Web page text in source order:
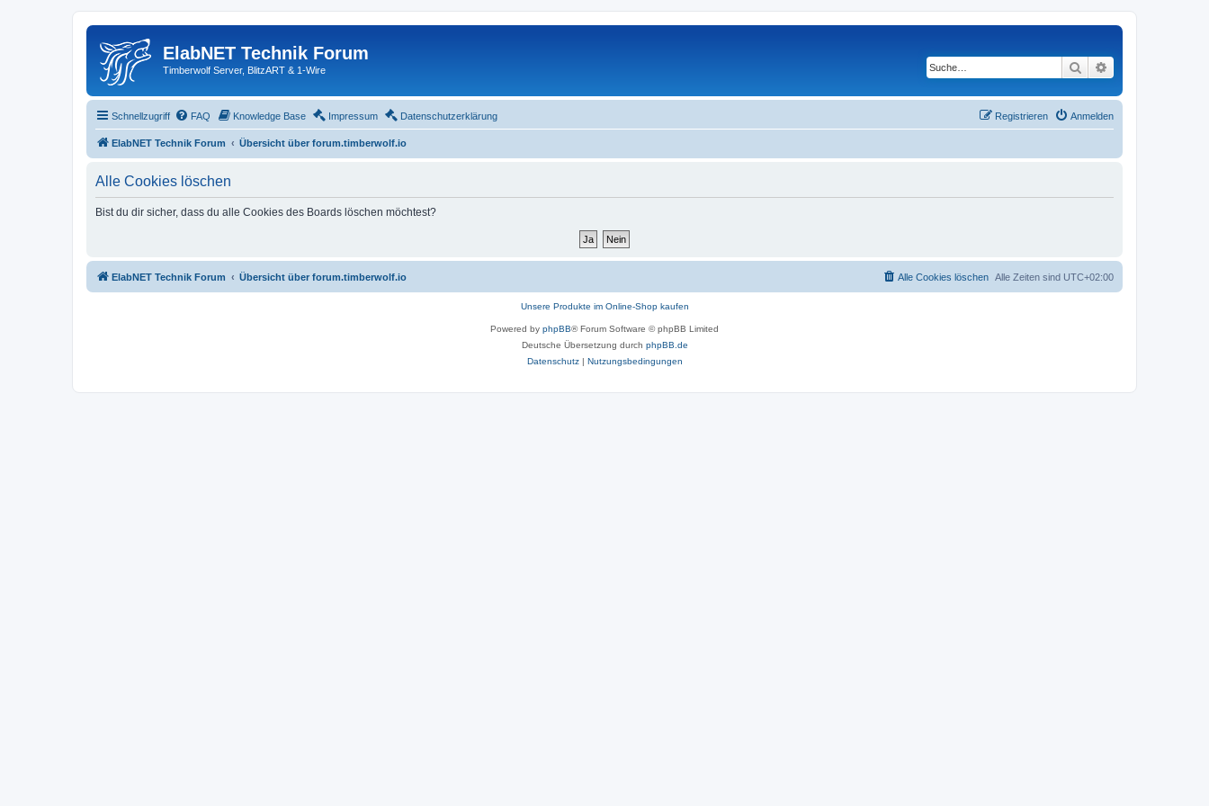
ElabNET Technik Forum
Timberwolf Server, BlitzART & 1-Wire Suche
Schnellzugriff FAQ Knowledge Base Impressum Datenschutzerklärung Anmelden
Registrieren
ElabNET Technik Forum Übersicht über forum.timberwolf.io
Alle Cookies löschen
Bist du dir sicher, dass du alle Cookies des Boards löschen möchtest?
ElabNET Technik Forum Übersicht über forum.timberwolf.io Alle Zeiten sind UTC+02:00
Alle Cookies löschen
Unsere Produkte im Online-Shop kaufen
Powered by phpBB® Forum Software © phpBB Limited
Deutsche Übersetzung durch phpBB.de
Datenschutz| Nutzungsbedingungen